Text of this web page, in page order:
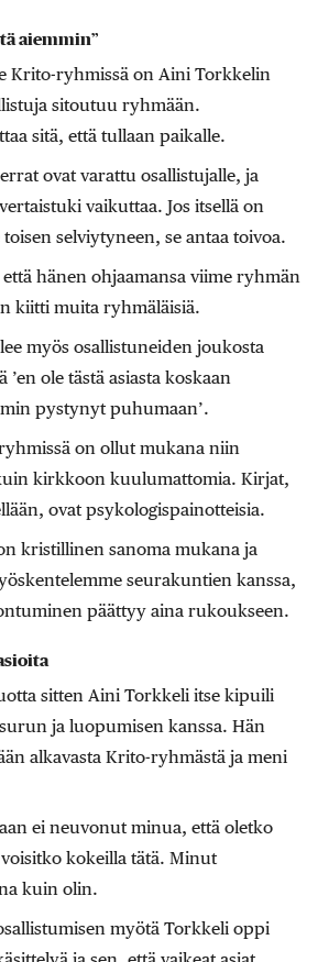
aiemmin”
Krito-ryhmissä on Aini Torkkelin
sitoutuu ryhmään.
sitä, että tullaan paikalle.
ovat varattu osallistujalle, ja
vaikuttaa. Jos itsellä on
selviytyneen, se antaa toivoa.
hänen ohjaamansa viime ryhmän
kiitti muita ryhmäläisiä.
myös osallistuneiden joukosta
ole tästä asiasta koskaan
pystynyt puhumaan’.
on ollut mukana niin
kirkkoon kuulumattomia. Kirjat,
ovat psykologispainotteisia.
kristillinen sanoma mukana ja
seurakuntien kanssa,
päättyy aina rukoukseen.
sitten Aini Torkkeli itse kipuili
ja luopumisen kanssa. Hän
alkavasta Krito-ryhmästä ja meni
ei neuvonut minua, että oletko
kokeilla tätä. Minut
kuin olin.
myötä Torkkeli oppi